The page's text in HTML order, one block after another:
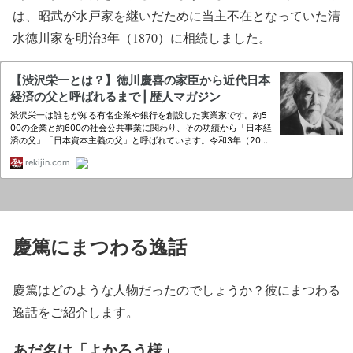
は、昭武が水戸家を継いだために当主不在となっていた清
水徳川家を明治3年（1870）に相続しました。
慶篤にまつわる逸話
慶篤はどのような人物だったのでしょうか？彼にまつわる
逸話をご紹介します。